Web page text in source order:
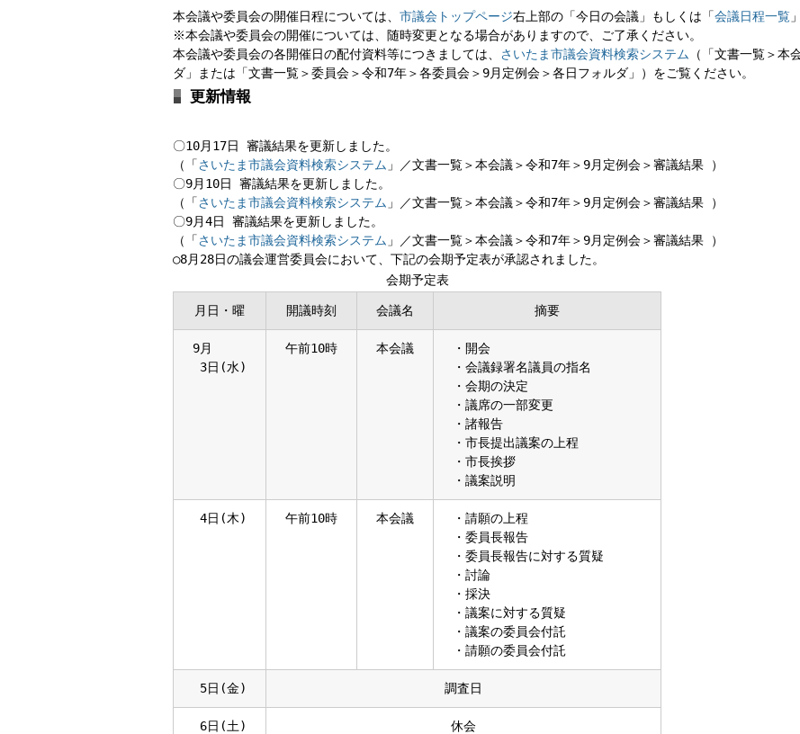
本会議や委員会の開催日程については、 市議会トップページ右上部の「今日の会議」もしくは「会議日程一覧
※本会議や委員会の開催については、随時変更となる場合がありますので、ご了承ください。
本会議や委員会の各開催日の配付資料等につきましては、 さいたま市議会資料検索システム
（「文書一覧＞本
ダ」または「文書一覧＞委員会＞令和7年＞各委員会＞9月定例会＞各日フォルダ」）をご覧ください。
更新情報
〇10月17日 審議結果を更新しました。
（「さいたま市議会資料検索システム 」／文書一覧＞本会議＞令和7年＞9月定例会＞審議結果 ）
〇9月10日 審議結果を更新しました。
（「さいたま市議会資料検索システム 」／文書一覧＞本会議＞令和7年＞9月定例会＞審議結果 ）
〇9月4日 審議結果を更新しました。
（「さいたま市議会資料検索システム 」／文書一覧＞本会議＞令和7年＞9月定例会＞審議結果 ）
○8月28日の議会運営委員会において、下記の会期予定表が承認されました。
会期予定表
月日・曜 開議時刻 会議名 摘要
9月
3日(水)
午前10時 本会議
・開会
・会議録署名議員の指名
・会期の決定
・議席の一部変更
・諸報告
・市長提出議案の上程
・市長挨拶
・議案説明
4日(木) 午前10時 本会議
・請願の上程
・委員長報告
・委員長報告に対する質疑
・討論
・採決
・議案に対する質疑
・議案の委員会付託
・請願の委員会付託
5日(金) 調査日
6日(土) 休会